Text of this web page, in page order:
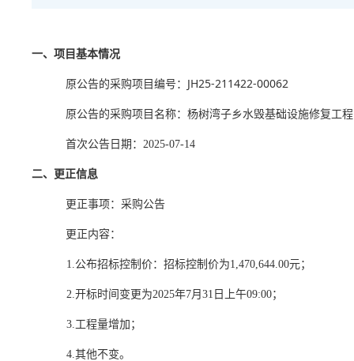
一、项目基本情况
原公告的采购项目编号： JH25-211422-00062
原公告的采购项目名称：杨树湾子乡水毁基础设施修复工程
首次公告日期： 2025-07-14
二、更正信息
更正事项：采购公告
更正内容：
1.公布招标控制价：招标控制价为1,470,644.00元；
2.开标时间变更为2025年7月31日上午09:00；
3.工程量增加；
4.其他不变。